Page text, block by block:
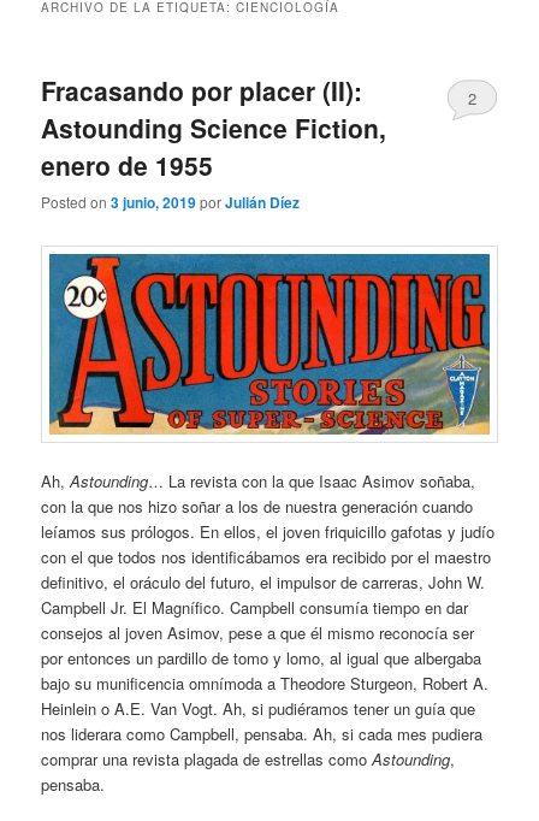
ARCHIVO DE LA ETIQUETA:CIENCIOLOGÍA
Fracasando por placer (II):
Astounding Science Fiction,
enero de 1955
Posted on3 junio, 2019porJulián Díez
2
Ah,Astounding… La revista con la que Isaac Asimov soñaba,
con la que nos hizo soñar a los de nuestra generación cuando
leíamos sus prólogos. En ellos, el joven friquicillo gafotas y judío
con el que todos nos identificábamos era recibido por el maestro
definitivo, el oráculo del futuro, el impulsor de carreras, John W.
Campbell Jr. El Magnífico. Campbell consumía tiempo en dar
consejos al joven Asimov, pese a que él mismo reconocía ser
por entonces un pardillo de tomo y lomo, al igual que albergaba
bajo su munificencia omnímoda a Theodore Sturgeon, Robert A.
Heinlein o A.E. Van Vogt. Ah, si pudiéramos tener un guía que
nos liderara como Campbell, pensaba. Ah, si cada mes pudiera
comprar una revista plagada de estrellas comoAstounding,
pensaba.